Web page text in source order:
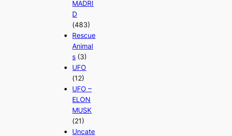
MADRI
D
(483)
Rescue
Animal
s (3)
UFO
(12)
UFO –
ELON
MUSK
(21)
Uncate